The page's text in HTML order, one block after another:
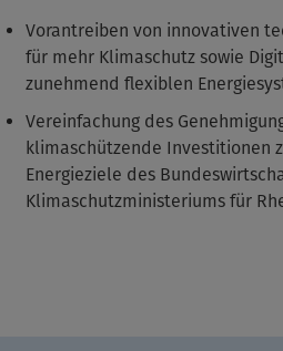
Vorantreiben von innovativen
für mehr Klimaschutz sowie
zunehmend flexiblen
Vereinfachung des
klimaschützende Investitionen
Energieziele des
Klimaschutzministeriums für